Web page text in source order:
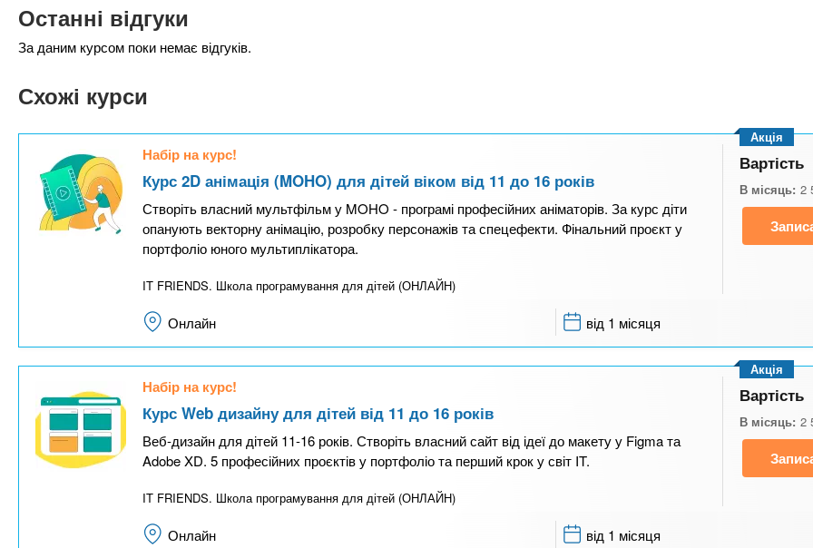
Останні відгуки
За даним курсом поки немає відгуків.
Схожі курси
Набір на курс!
Курс 2D анімація (MOHO) для дітей віком від 11 до 16 років
Створіть власний мультфільм у MOHO - програмі професійних аніматорів. За курс діти
опанують векторну анімацію, розробку персонажів та спецефекти. Фінальний проєкт у
портфоліо юного мультиплікатора.
IT FRIENDS. Школа програмування для дітей (ОНЛАЙН)
Акція
Вартість
В місяць: 2
Онлайн від 1 місяця
Набір на курс!
Курс Web дизайну для дітей від 11 до 16 років
Веб-дизайн для дітей 11-16 років. Створіть власний сайт від ідеї до макету у Figma та
Adobe XD. 5 професійних проєктів у портфоліо та перший крок у світ IT.
IT FRIENDS. Школа програмування для дітей (ОНЛАЙН)
Акція
Вартість
В місяць: 2
Онлайн від 1 місяця